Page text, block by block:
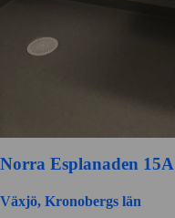
Norra Esplanaden 15A
Växjö, Kronobergs län